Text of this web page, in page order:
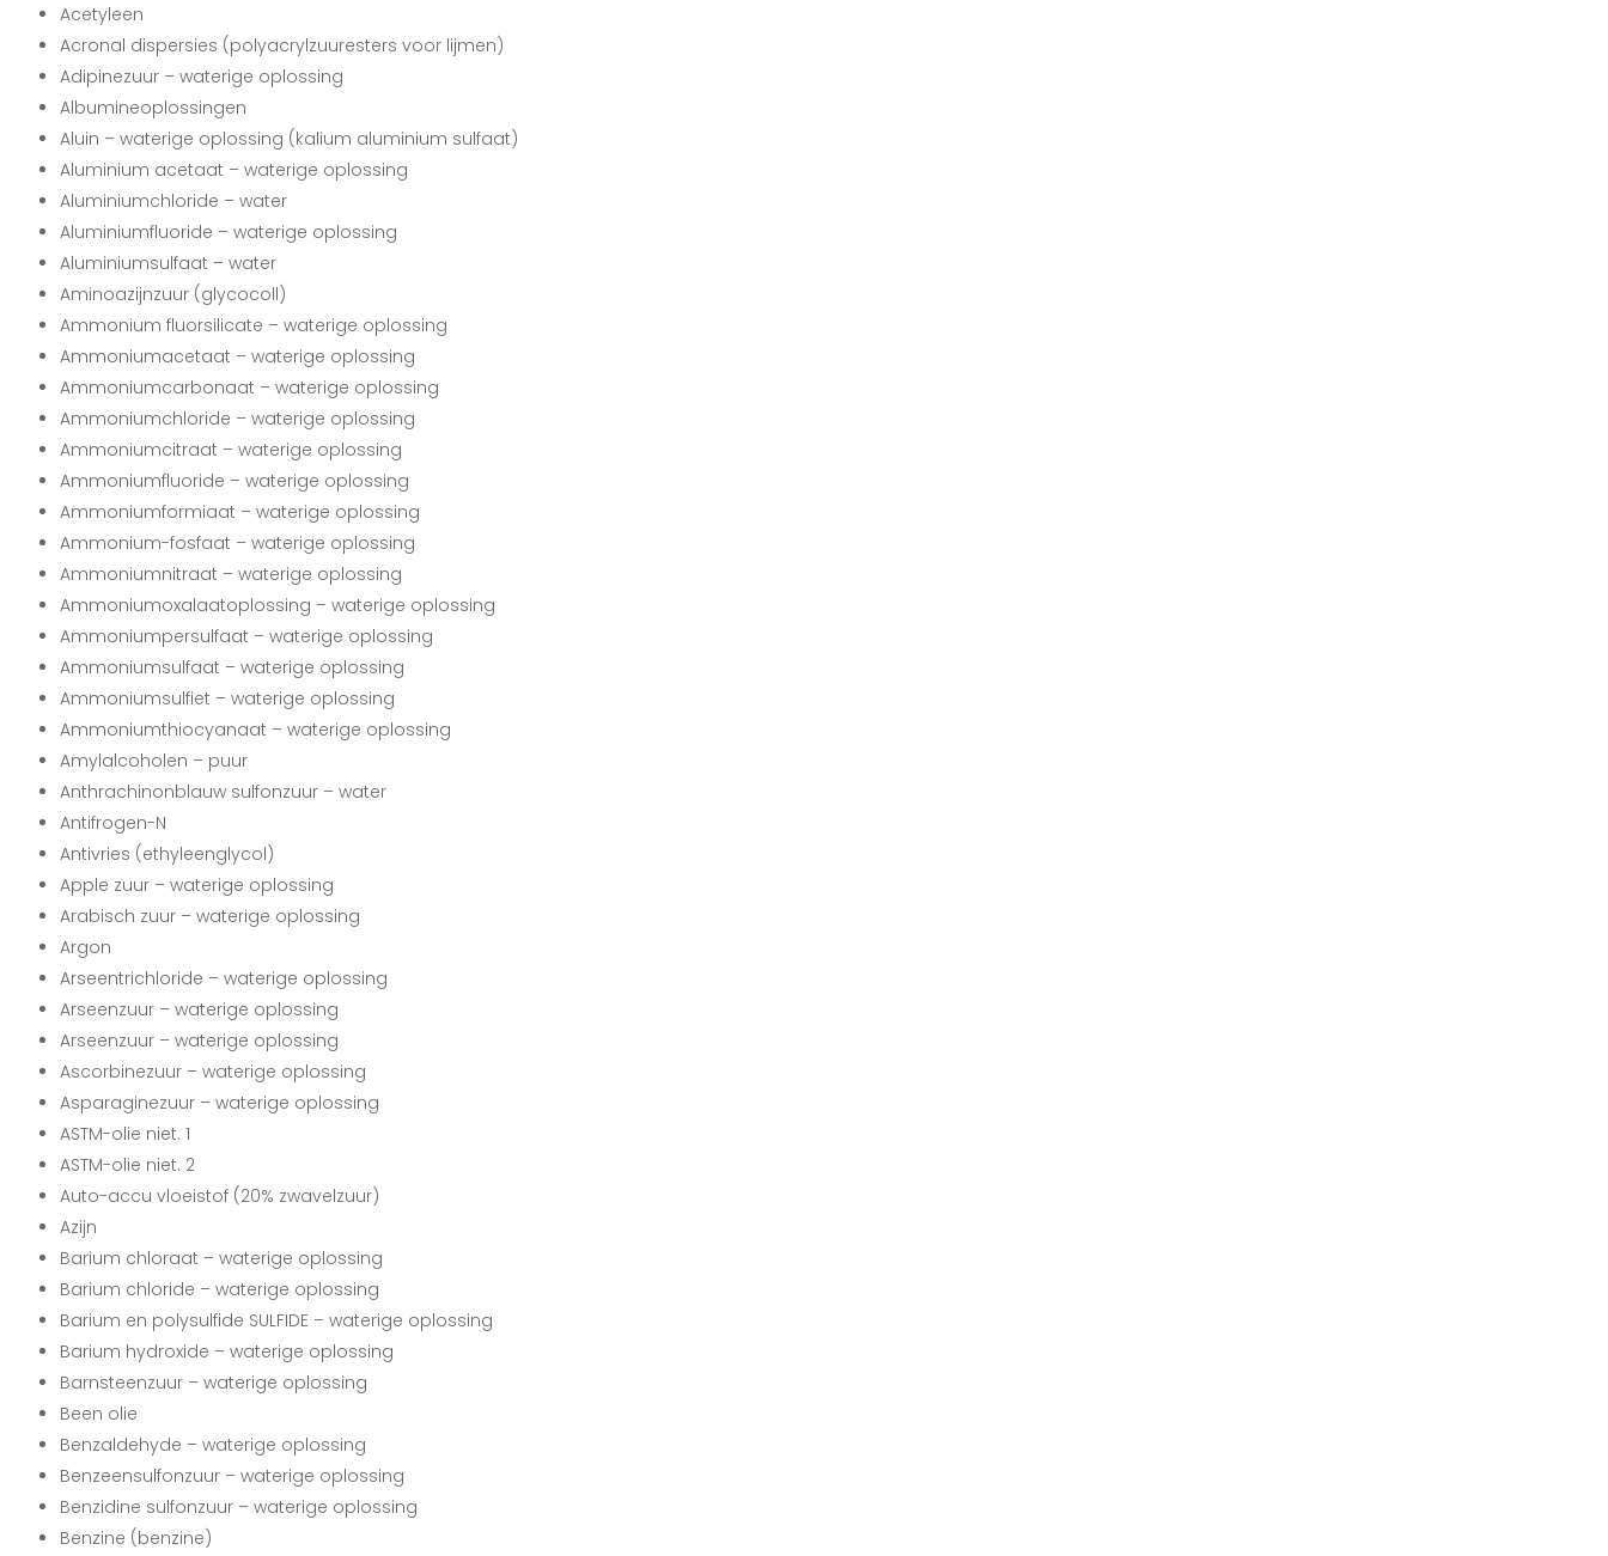
Acetyleen
Acronal dispersies (polyacrylzuuresters voor lijmen)
Adipinezuur – waterige oplossing
Albumineoplossingen
Aluin – waterige oplossing (kalium aluminium sulfaat)
Aluminium acetaat – waterige oplossing
Aluminiumchloride – water
Aluminiumfluoride – waterige oplossing
Aluminiumsulfaat – water
Aminoazijnzuur (glycocoll)
Ammonium fluorsilicate – waterige oplossing
Ammoniumacetaat – waterige oplossing
Ammoniumcarbonaat – waterige oplossing
Ammoniumchloride – waterige oplossing
Ammoniumcitraat – waterige oplossing
Ammoniumfluoride – waterige oplossing
Ammoniumformiaat – waterige oplossing
Ammonium-fosfaat – waterige oplossing
Ammoniumnitraat – waterige oplossing
Ammoniumoxalaatoplossing – waterige oplossing
Ammoniumpersulfaat – waterige oplossing
Ammoniumsulfaat – waterige oplossing
Ammoniumsulfiet – waterige oplossing
Ammoniumthiocyanaat – waterige oplossing
Amylalcoholen – puur
Anthrachinonblauw sulfonzuur – water
Antifrogen-N
Antivries (ethyleenglycol)
Apple zuur – waterige oplossing
Arabisch zuur – waterige oplossing
Argon
Arseentrichloride – waterige oplossing
Arseenzuur – waterige oplossing
Arseenzuur – waterige oplossing
Ascorbinezuur – waterige oplossing
Asparaginezuur – waterige oplossing
ASTM-olie niet. 1
ASTM-olie niet. 2
Auto-accu vloeistof (20% zwavelzuur)
Azijn
Barium chloraat – waterige oplossing
Barium chloride – waterige oplossing
Barium en polysulfide SULFIDE – waterige oplossing
Barium hydroxide – waterige oplossing
Barnsteenzuur – waterige oplossing
Been olie
Benzaldehyde – waterige oplossing
Benzeensulfonzuur – waterige oplossing
Benzidine sulfonzuur – waterige oplossing
Benzine (benzine)